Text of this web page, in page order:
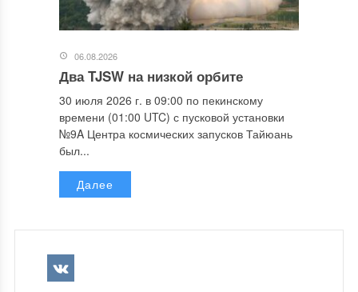
06.08.2026
Два TJSW на низкой орбите
30 июля 2026 г. в 09:00 по пекинскому
времени (01:00 UTC) с пусковой установки
№9A Центра космических запусков Тайюань
был...
Далее